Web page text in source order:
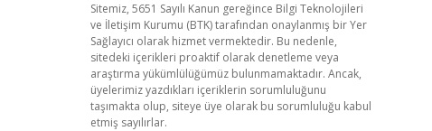
Sitemiz, 5651 Sayılı Kanun gereğince Bilgi Teknolojileri
ve İletişim Kurumu (BTK) tarafından onaylanmış bir Yer
Sağlayıcı olarak hizmet vermektedir. Bu nedenle,
sitedeki içerikleri proaktif olarak denetleme veya
araştırma yükümlülüğümüz bulunmamaktadır. Ancak,
üyelerimiz yazdıkları içeriklerin sorumluluğunu
taşımakta olup, siteye üye olarak bu sorumluluğu kabul
etmiş sayılırlar.